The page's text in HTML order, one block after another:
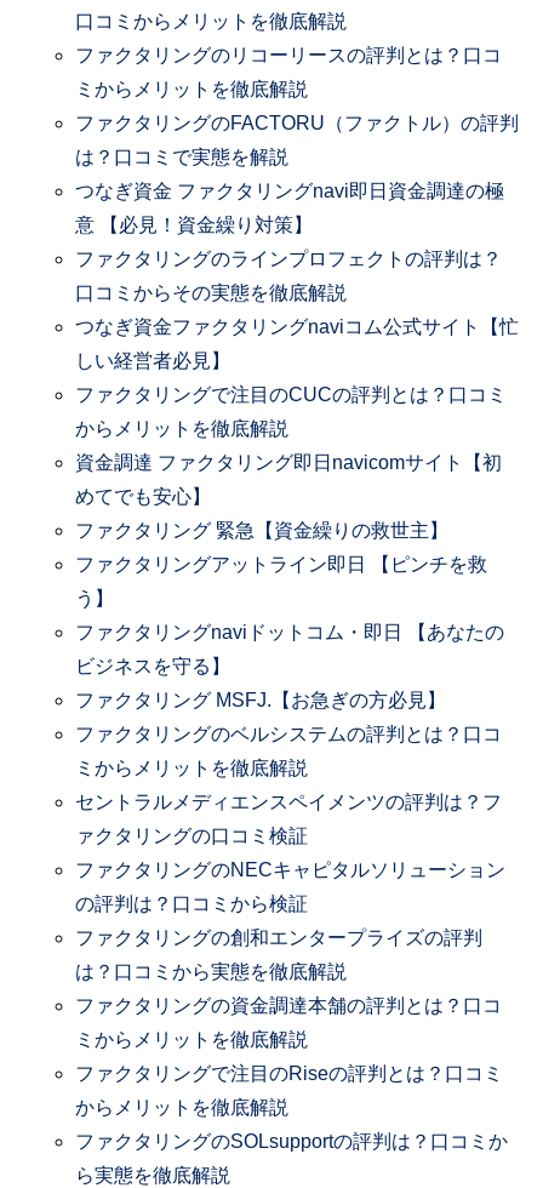
口コミからメリットを徹底解説
ファクタリングのリコーリースの評判とは？口コ
ミからメリットを徹底解説
ファクタリングのFACTORU（ファクトル）の評判
は？口コミで実態を解説
つなぎ資金 ファクタリングnavi即日資金調達の極
意 【必見！資金繰り対策】
ファクタリングのラインプロフェクトの評判は？
口コミからその実態を徹底解説
つなぎ資金ファクタリングnaviコム公式サイト【忙
しい経営者必見】
ファクタリングで注目のCUCの評判とは？口コミ
からメリットを徹底解説
資金調達 ファクタリング即日navicomサイト【初
めてでも安心】
ファクタリング 緊急【資金繰りの救世主】
ファクタリングアットライン即日 【ピンチを救
う】
ファクタリングnaviドットコム・即日 【あなたの
ビジネスを守る】
ファクタリング MSFJ.【お急ぎの方必見】
ファクタリングのベルシステムの評判とは？口コ
ミからメリットを徹底解説
セントラルメディエンスペイメンツの評判は？フ
ァクタリングの口コミ検証
ファクタリングのNECキャピタルソリューション
の評判は？口コミから検証
ファクタリングの創和エンタープライズの評判
は？口コミから実態を徹底解説
ファクタリングの資金調達本舗の評判とは？口コ
ミからメリットを徹底解説
ファクタリングで注目のRiseの評判とは？口コミ
からメリットを徹底解説
ファクタリングのSOLsupportの評判は？口コミか
ら実態を徹底解説